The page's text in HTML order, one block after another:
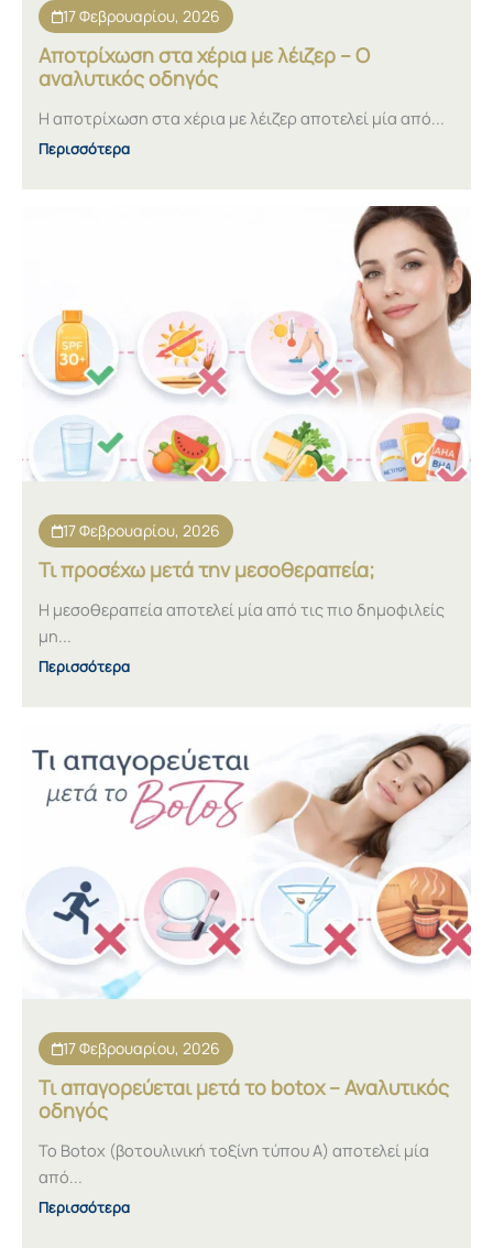
17 Φεβρουαρίου, 2026
Αποτρίχωση στα χέρια με λέιζερ – Ο
αναλυτικός οδηγός
Η αποτρίχωση στα χέρια με λέιζερ αποτελεί μία από...
Περισσότερα
17 Φεβρουαρίου, 2026
Τι προσέχω μετά την μεσοθεραπεία;
Η μεσοθεραπεία αποτελεί μία από τις πιο δημοφιλείς
μη...
Περισσότερα
17 Φεβρουαρίου, 2026
Τι απαγορεύεται μετά το botox – Αναλυτικός
οδηγός
Το Botox (βοτουλινική τοξίνη τύπου Α) αποτελεί μία
από...
Περισσότερα